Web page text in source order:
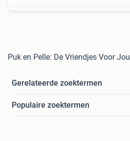
Puk en Pelle: De Vriendjes Voor Jou
Gerelateerde zoektermen
Populaire zoektermen